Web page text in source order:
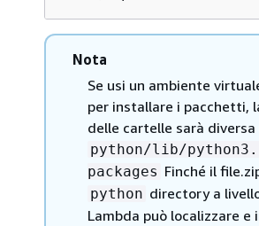
Nota
Se usi un ambiente
per installare i pacchetti,
delle cartelle sarà diversa
python/lib/python3.
packages Finché il
python directory a
Lambda può localizzare e